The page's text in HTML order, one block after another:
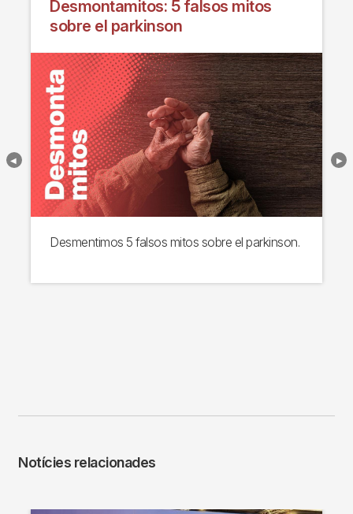
Desmontamitos: 5 falsos mitos
sobre el parkinson
Desmentimos 5 falsos mitos sobre el parkinson.
Notícies relacionades